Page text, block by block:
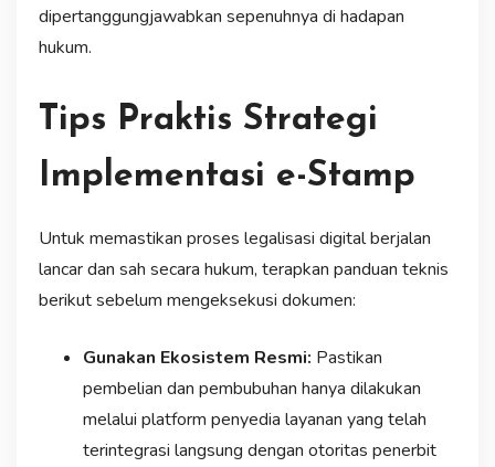
dipertanggungjawabkan sepenuhnya di hadapan
hukum.
Tips Praktis Strategi
Implementasi e-Stamp
Untuk memastikan proses legalisasi digital berjalan
lancar dan sah secara hukum, terapkan panduan teknis
berikut sebelum mengeksekusi dokumen:
Gunakan Ekosistem Resmi: Pastikan
pembelian dan pembubuhan hanya dilakukan
melalui platform penyedia layanan yang telah
terintegrasi langsung dengan otoritas penerbit